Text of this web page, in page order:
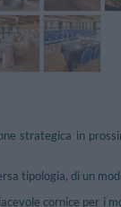
strategica in
tipologia, di un
cornice per i